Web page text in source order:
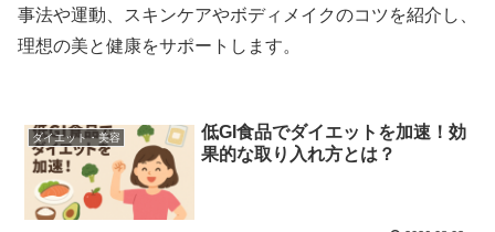
事法や運動、スキンケアやボディメイクのコツを紹介し、
理想の美と健康をサポートします。
ダイエット・美容
低GI食品でダイエットを加速！効
果的な取り入れ方とは？